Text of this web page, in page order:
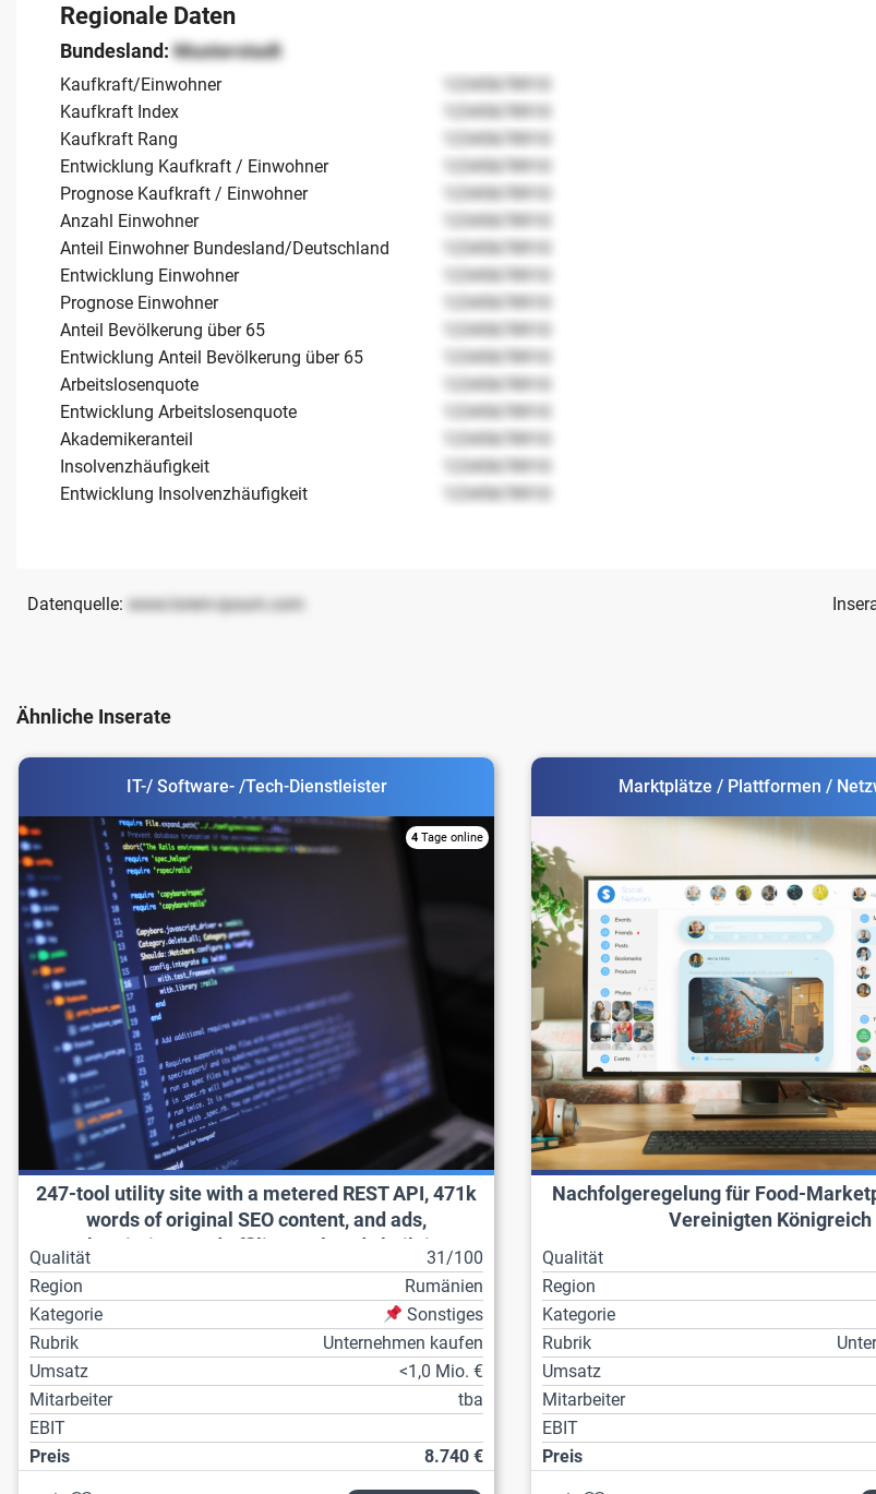
Regionale Daten
Bundesland:Musterstadt
Kaufkraft/Einwohner
12345678910
Kaufkraft Index
12345678910
Kaufkraft Rang
12345678910
Entwicklung Kaufkraft / Einwohner
12345678910
Prognose Kaufkraft / Einwohner
12345678910
Anzahl Einwohner
12345678910
Anteil Einwohner Bundesland/Deutschland
12345678910
Entwicklung Einwohner
12345678910
Prognose Einwohner
12345678910
Anteil Bevölkerung über 65
12345678910
Entwicklung Anteil Bevölkerung über 65
12345678910
Arbeitslosenquote
12345678910
Entwicklung Arbeitslosenquote
12345678910
Akademikeranteil
12345678910
Insolvenzhäufigkeit
12345678910
Entwicklung Insolvenzhäufigkeit
12345678910
Datenquelle: www.lorem-ipsum.com
Ähnliche Inserate
IT-/ Software- /Tech-Dienstleister
4 Tage online
247-tool utility site with a metered REST API, 471k
words of original SEO content, and ads,
subscriptions and affiliates already built in.
Qualität
31/100
Region
Rumänien
Kategorie
Sonstiges
Rubrik
Unternehmen kaufen
Umsatz
<1,0 Mio. €
Mitarbeiter
tba
EBIT
Preis
8.740 €
Marktplätze / Plattformen /
Nachfolgeregelung für Food-
Vereinigten Königreich
Qualität
Region
Kategorie
Rubrik
Umsatz
Mitarbeiter
EBIT
Preis